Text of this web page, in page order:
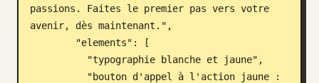
passions. Faites le premier pas vers votre
avenir, dès maintenant.",